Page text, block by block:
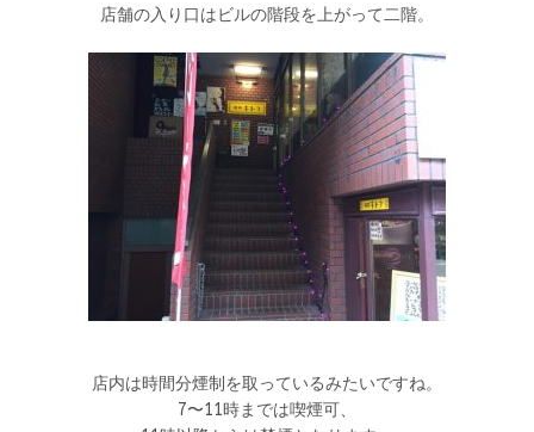
店舗の入り口はビルの階段を上がって二階。
店内は時間分煙制を取っているみたいですね。
7〜11時までは喫煙可、